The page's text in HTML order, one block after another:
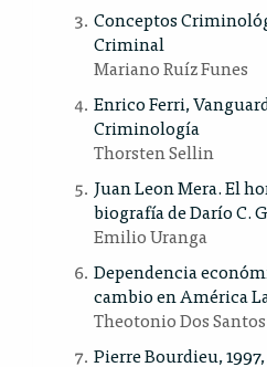
Conceptos
Criminal
Mariano Ruíz Funes
Enrico Ferri,
Criminología
Thorsten Sellin
Juan Leon Mera. El
biografía de Darío C.
Emilio Uranga
Dependencia
cambio en América
Theotonio Dos Santos
Pierre Bourdieu,